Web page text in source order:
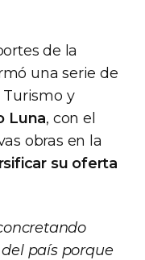
de la
una serie de
y
Luna, con el
obras en la
su oferta
país porque